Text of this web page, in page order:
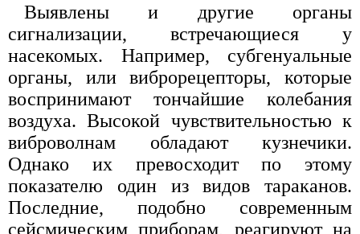
Выявлены и другие органы
сигнализации, встречающиеся у
насекомых. Например, субгенуальные
органы, или виброрецепторы, которые
воспринимают тончайшие колебания
воздуха. Высокой чувствительностью к
виброволнам обладают кузнечики.
Однако их превосходит по этому
показателю один из видов тараканов.
Последние, подобно современным
сейсмическим приборам, реагируют на